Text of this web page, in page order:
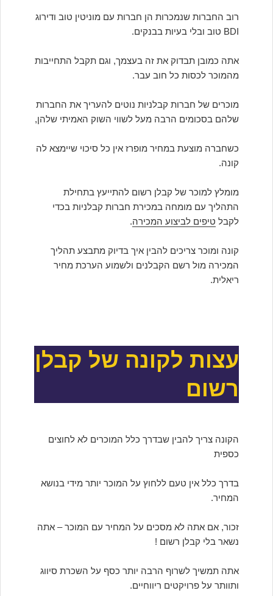
רוב החברות שנמכרות הן חברות עם מוניטין טוב ודירוג
BDI טוב ובלי בעיות בבנקים.
אתה כמובן תבדוק את זה בעצמך, וגם תקבל התחייבות
מהמוכר לכסות כל חוב עבר.
מוכרים של חברות קבלניות נוטים להעריך את החברות
שלהם בסכומים הרבה מעל לשווי השוק האמיתי שלהן,
כשחברה מוצעת במחיר מופרז אין כל סיכוי שיימצא לה
קונה.
מומלץ למוכר של קבלן רשום להתייעץ בתחילת
התהליך עם מומחה במכירת חברות קבלניות בכדי
לקבל טיפים לביצוע המכירה.
קונה ומוכר צריכים להבין איך בדיוק מתבצע תהליך
המכירה מול רשם הקבלנים ולשמוע הערכת מחיר
ריאלית.
עצות לקונה של קבלן
רשום
הקונה צריך להבין שבדרך כלל המוכרים לא לחוצים
כספית
בדרך כלל אין טעם ללחוץ על המוכר יותר מידי בנושא
המחיר.
זכור, אם אתה לא מסכים על המחיר עם המוכר – אתה
נשאר בלי קבלן רשום !
אתה תמשיך לשרוף הרבה יותר כסף על השכרת סיווג
ותוותר על פרויקטים ריווחיים.